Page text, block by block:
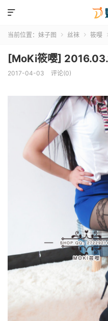

当前位置： 妹子图  丝袜  筱嘤
[MoKi筱嘤]
2017-04-03 评论(0)